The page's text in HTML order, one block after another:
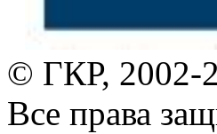
© ГКР, 2002-
Все права